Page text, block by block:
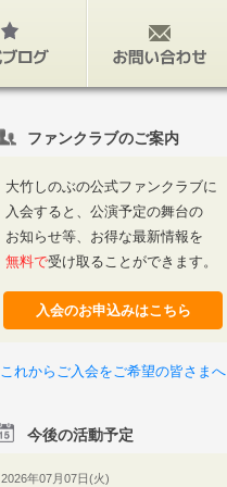
ファンクラブのご案内
大竹しのぶの公式ファンクラブに
入会すると、公演予定の舞台の
お知らせ等、お得な最新情報を
無料で受け取ることができます。
入会のお申込みはこちら
これからご入会をご希望の皆さまへ
今後の活動予定
2026年07月07日(火)